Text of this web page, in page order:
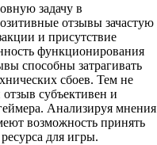
задачу в
отзывы зачастую
и присутствие
функционирования
способны затрагивать
сбоев. Тем не
субъективен и
Анализируя мнения
возможность принять
для игры.